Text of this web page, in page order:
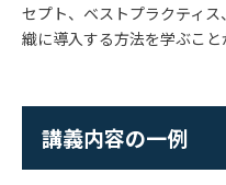
セプト、ベストプラクティ
織に導入する方法を学ぶこと
講義内容の一例